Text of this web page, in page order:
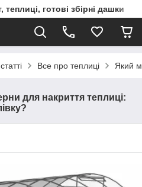
готові збірні дашки
Все про теплиці Який
для накриття теплиці: